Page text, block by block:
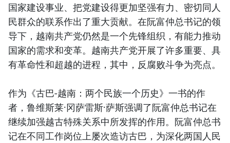
国家建设事业、把党建设得更加坚强有力、密切同人
民群众的联系作出了重大贡献。在阮富仲总书记的领
导下，越南共产党仍然是一个先锋组织，有能力推动
国家的需求和变革。越南共产党开展了许多重要、具
有革命性和超越的进程，其中，反腐败斗争为亮点。
作为《古巴-越南：两个民族一个历史》一书的作
者，鲁维斯莱·冈萨雷斯·萨斯强调了阮富仲总书记在
继续加强越古特殊关系中所发挥的作用。阮富仲总书
记在不同工作岗位上屡次造访古巴，为深化两国人民